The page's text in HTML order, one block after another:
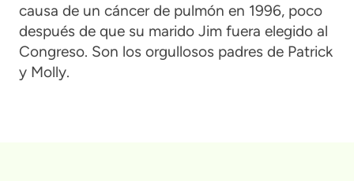
causa de un cáncer de pulmón en 1996, poco
después de que su marido Jim fuera elegido al
Congreso. Son los orgullosos padres de Patrick
y Molly.